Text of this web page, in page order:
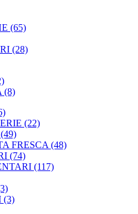
(65)
(28)
(8)
(22)
(49)
FRESCA (48)
(74)
(117)
(3)